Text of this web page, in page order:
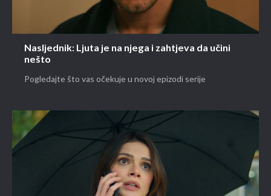
Nasljednik: Ljuta je na njega i zahtjeva da učini
nešto
Pogledajte što vas očekuje u novoj epizodi serije